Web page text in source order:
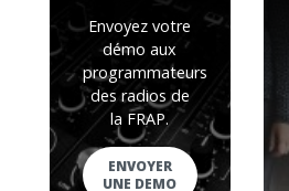
Envoyez votre
démo aux
programmateurs
des radios de
la FRAP.
ENVOYER
UNE DEMO